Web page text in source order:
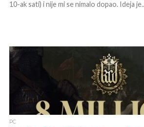
10-ak sati) i nije mi se nimalo dopao. Ideja
PC